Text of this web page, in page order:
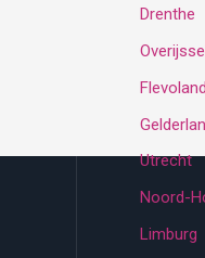
Drenthe
Flevoland
Utrecht
Noord-
Limburg